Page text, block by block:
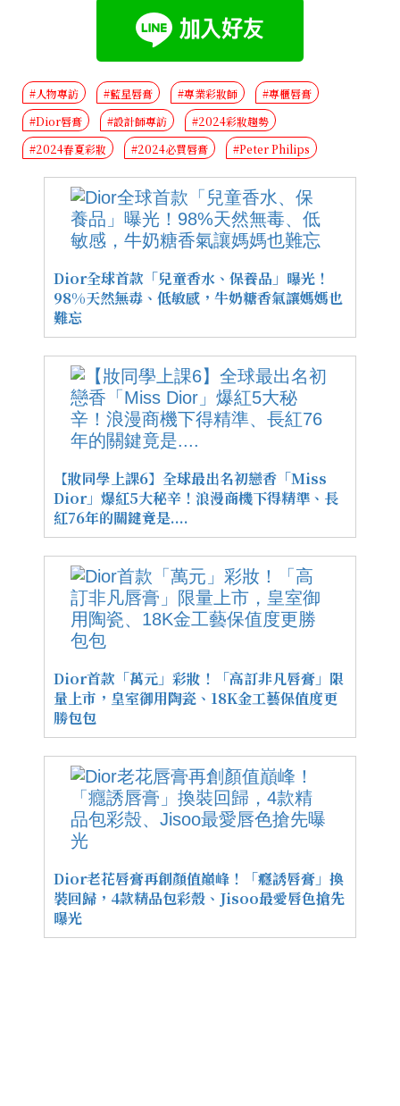
#人物專訪 #藍星唇膏 #專業彩妝師
#專櫃唇膏
#Dior唇膏
#設計師專訪
#2024彩妝趨勢
#2024春夏彩妝
#2024必買唇膏 #Peter Philips
Dior全球首款「兒童香水、保養品」曝光！
98%天然無毒、低敏感，牛奶糖香氣讓媽媽也
難忘
【妝同學上課6】全球最出名初戀香「Miss
Dior」爆紅5大秘辛！浪漫商機下得精準、長
紅76年的關鍵竟是....
Dior首款「萬元」彩妝！「高訂非凡唇膏」限
量上市，皇室御用陶瓷、18K金工藝保值度更
勝包包
Dior老花唇膏再創顏值巔峰！「癮誘唇膏」換
裝回歸，4款精品包彩殼、Jisoo最愛唇色搶先
曝光